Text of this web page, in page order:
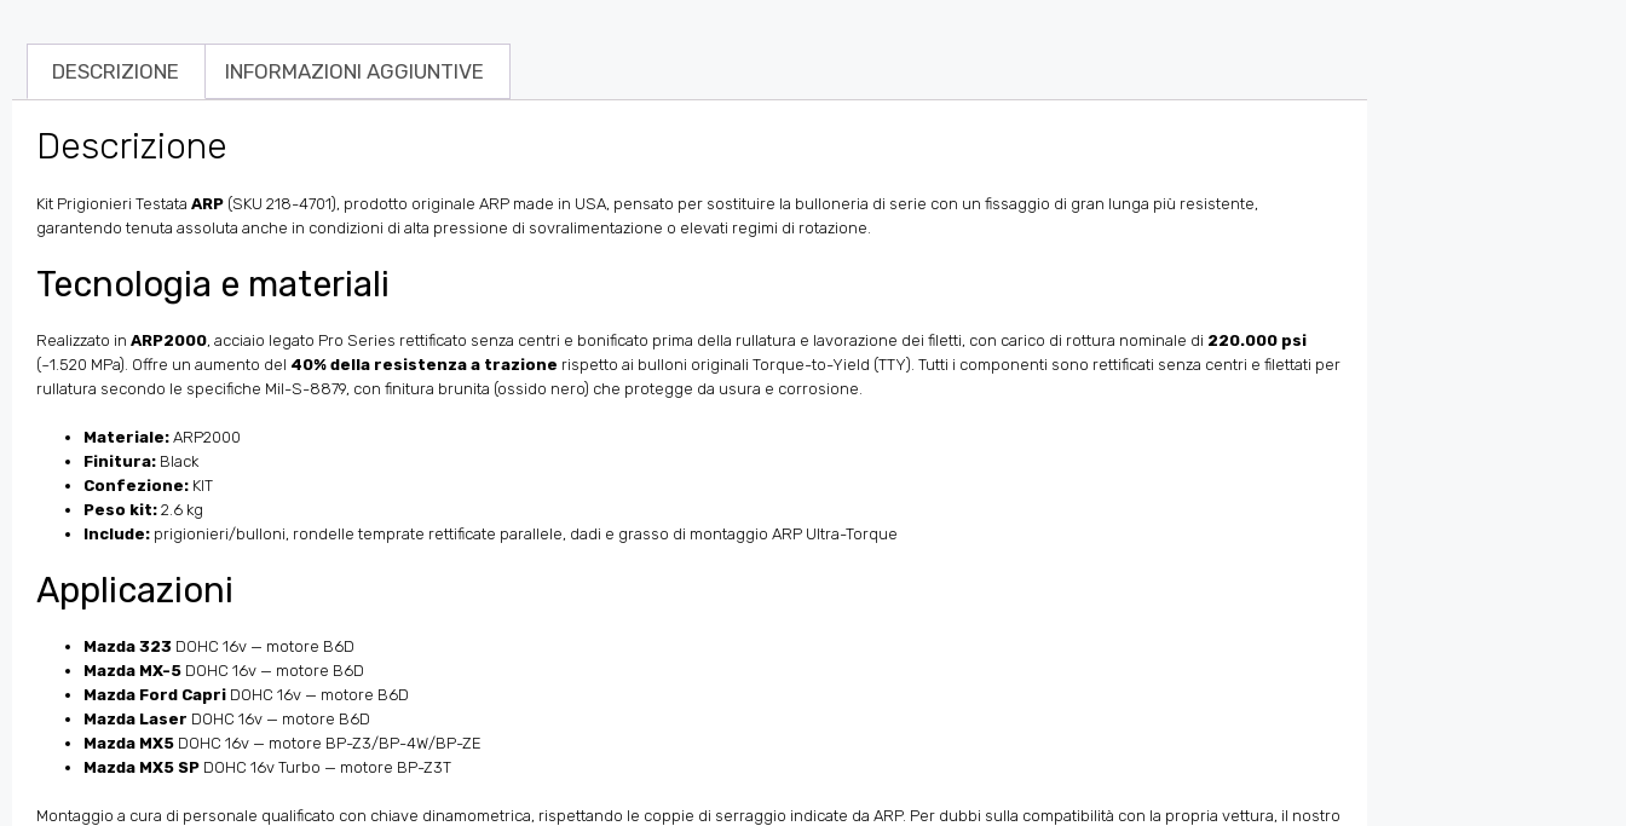
DESCRIZIONE INFORMAZIONI AGGIUNTIVE
Descrizione
Kit Prigionieri Testata ARP (SKU 218-4701), prodotto originale ARP made in USA, pensato per sostituire la bulloneria di serie con un fissaggio di gran lunga più resistente,
garantendo tenuta assoluta anche in condizioni di alta pressione di sovralimentazione o elevati regimi di rotazione.
Tecnologia e materiali
Realizzato in ARP2000, acciaio legato Pro Series rettificato senza centri e bonificato prima della rullatura e lavorazione dei filetti, con carico di rottura nominale di 220.000 psi
(~1.520 MPa). Offre un aumento del 40% della resistenza a trazione rispetto ai bulloni originali Torque-to-Yield (TTY). Tutti i componenti sono rettificati senza centri e filettati per
rullatura secondo le specifiche Mil-S-8879, con finitura brunita (ossido nero) che protegge da usura e corrosione.
Materiale: ARP2000
Finitura: Black
Confezione: KIT
Peso kit: 2.6 kg
Include: prigionieri/bulloni, rondelle temprate rettificate parallele, dadi e grasso di montaggio ARP Ultra-Torque
Applicazioni
Mazda 323 DOHC 16v — motore B6D
Mazda MX-5 DOHC 16v — motore B6D
Mazda Ford Capri DOHC 16v — motore B6D
Mazda Laser DOHC 16v — motore B6D
Mazda MX5 DOHC 16v — motore BP-Z3/BP-4W/BP-ZE
Mazda MX5 SP DOHC 16v Turbo — motore BP-Z3T
Montaggio a cura di personale qualificato con chiave dinamometrica, rispettando le coppie di serraggio indicate da ARP. Per dubbi sulla compatibilità con la propria vettura, il nostro